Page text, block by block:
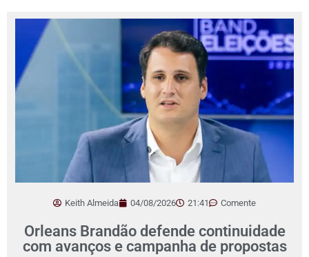
Keith Almeida 04/08/2026 21:41 Comente
Orleans Brandão defende continuidade
com avanços e campanha de propostas